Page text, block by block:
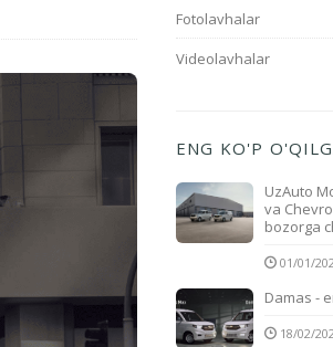
Fotolavhalar
Videolavhalar
ENG KO'P
UzAuto
va
bozorga
01/01/
Damas -
18/02/